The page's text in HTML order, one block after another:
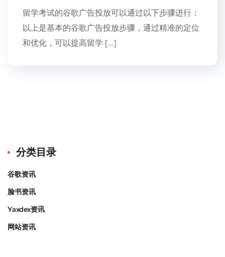
留学考试的谷歌广告投放可以通过以下步骤进行：
以上是基本的谷歌广告投放步骤，通过精准的定位
和优化，可以提高留学 […]
分类目录
谷歌资讯
脸书资讯
Yaxdex资讯
网站资讯